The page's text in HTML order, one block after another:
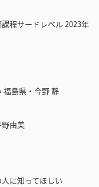
程サードレベル 2023年
福島県・今野 静
由美
に知ってほしい